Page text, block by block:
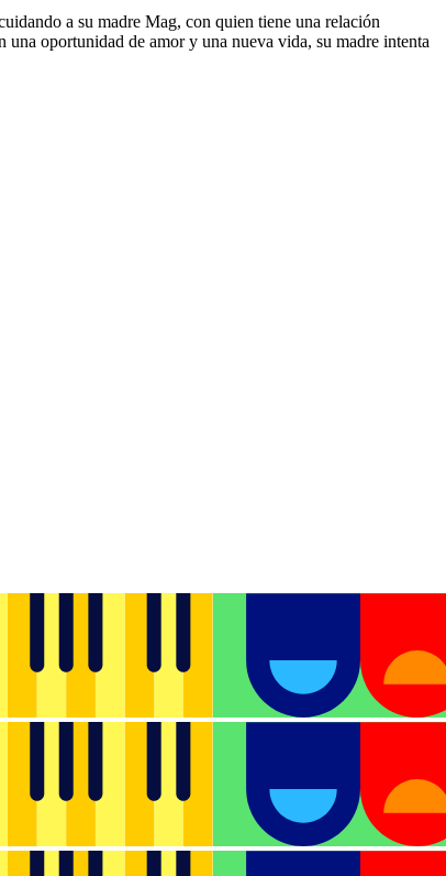
a su madre Mag, con quien tiene una relación
oportunidad de amor y una nueva vida, su madre intenta